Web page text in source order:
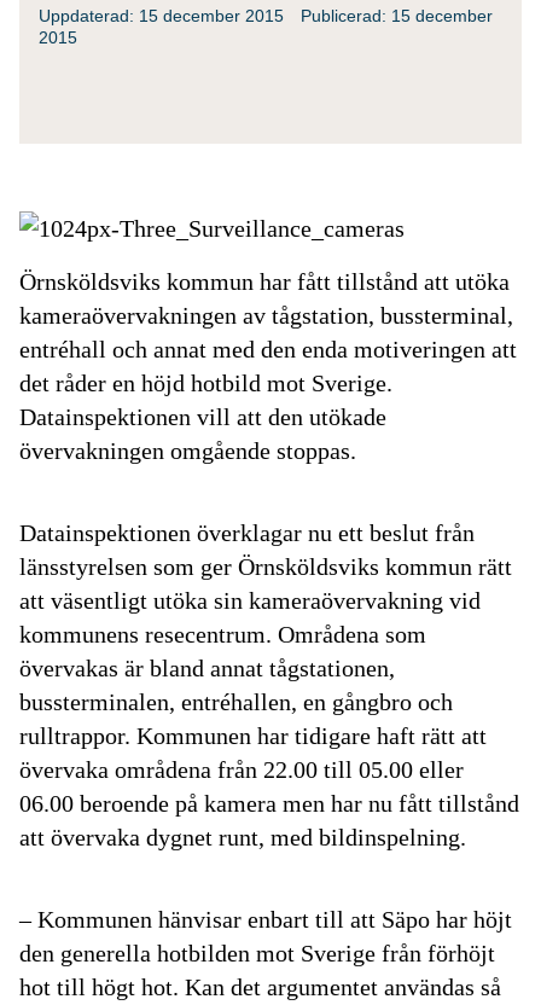
Uppdaterad: 15 december 2015
Publicerad: 15 december
2015
Örnsköldsviks kommun har fått tillstånd att utöka
kameraövervakningen av tågstation, bussterminal,
entréhall och annat med den enda motiveringen att
det råder en höjd hotbild mot Sverige.
Datainspektionen vill att den utökade
övervakningen omgående stoppas.
Datainspektionen överklagar nu ett beslut från
länsstyrelsen som ger Örnsköldsviks kommun rätt
att väsentligt utöka sin kameraövervakning vid
kommunens resecentrum. Områdena som
övervakas är bland annat tågstationen,
bussterminalen, entréhallen, en gångbro och
rulltrappor. Kommunen har tidigare haft rätt att
övervaka områdena från 22.00 till 05.00 eller
06.00 beroende på kamera men har nu fått tillstånd
att övervaka dygnet runt, med bildinspelning.
– Kommunen hänvisar enbart till att Säpo har höjt
den generella hotbilden mot Sverige från förhöjt
hot till högt hot. Kan det argumentet användas så